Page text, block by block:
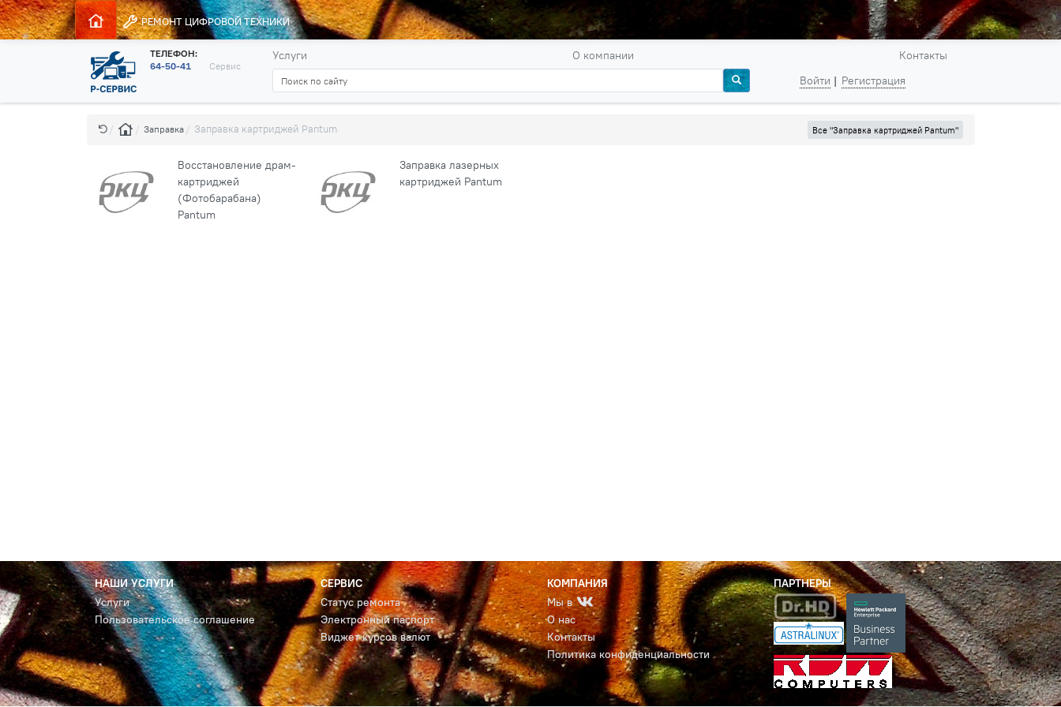
РЕМОНТЦИФРОВОЙ ТЕХНИКИ
ТЕЛЕФОН:
64-50-41
Сервис
Услуги О компании
Контакты
Войти
Регистрация
Заправка Заправка картриджей Pantum Все "Заправка картриджей Pantum"
Восстановление драм-
картриджей
(Фотобарабана)
Pantum
Заправка лазерных
картриджей Pantum
НАШИ УСЛУГИ
Услуги
Пользовательское соглашение
СЕРВИС
Статус ремонта
Электронный паспорт
Виджет курсов валют
КОМПАНИЯ
Мы в
О нас
Контакты
Политика конфиденциальности
ПАРТНЕРЫ